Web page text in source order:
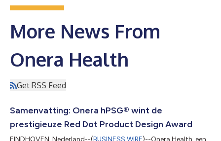
More News From
Onera Health
Get RSS Feed
Samenvatting: Onera hPSG® wint de
prestigieuze Red Dot Product Design Award
EINDHOVEN, Nederland--(BUSINESS WIRE)--Onera Health, een